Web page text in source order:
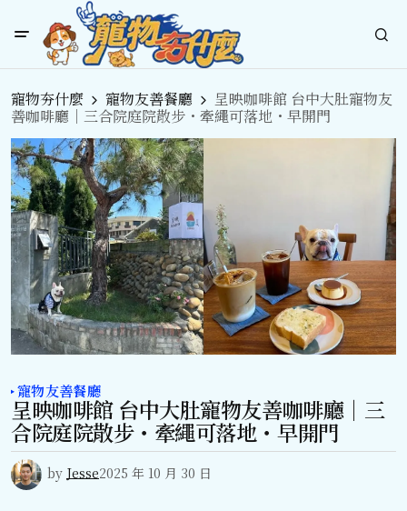
寵物夯什麼 寵物友善餐廳
呈映咖啡館 台中大肚寵物友
善咖啡廳｜三合院庭院散步・牽繩可落地・早開門
寵物友善餐廳
呈映咖啡館 台中大肚寵物友善咖啡廳｜三
合院庭院散步・牽繩可落地・早開門
by Jesse2025 年 10 月 30 日